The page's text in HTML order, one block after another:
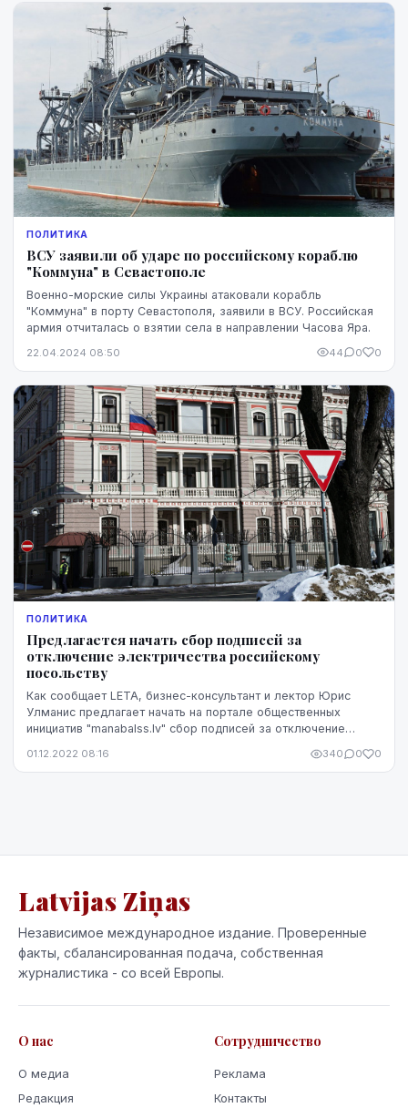
ПОЛИТИКА
ВСУ заявили об ударе по российскому кораблю
"Коммуна" в Севастополе
Военно-морские силы Украины атаковали корабль
"Коммуна" в порту Севастополя, заявили в ВСУ. Российская
армия отчиталась о взятии села в направлении Часова Яра.
22.04.2024 08:50 44 0 0
ПОЛИТИКА
Предлагается начать сбор подписей за
отключение электричества российскому
посольству
Как сообщает LETA, бизнес-консультант и лектор Юрис
Улманис предлагает начать на портале общественных
инициатив "manabalss.lv" сбор подписей за отключение
01.12.2022 08:16 340 0 0
Latvijas Ziņas
Независимое международное издание. Проверенные
факты, сбалансированная подача, собственная
журналистика - со всей Европы.
О нас
О медиа
Редакция
Сотрудничество
Реклама
Контакты